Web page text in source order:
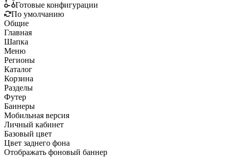
Готовые конфигурации
По умолчанию
Общие
Главная
Шапка
Меню
Регионы
Каталог
Корзина
Разделы
Футер
Баннеры
Мобильная версия
Личный кабинет
Базовый цвет
Цвет заднего фона
Отображать фоновый баннер